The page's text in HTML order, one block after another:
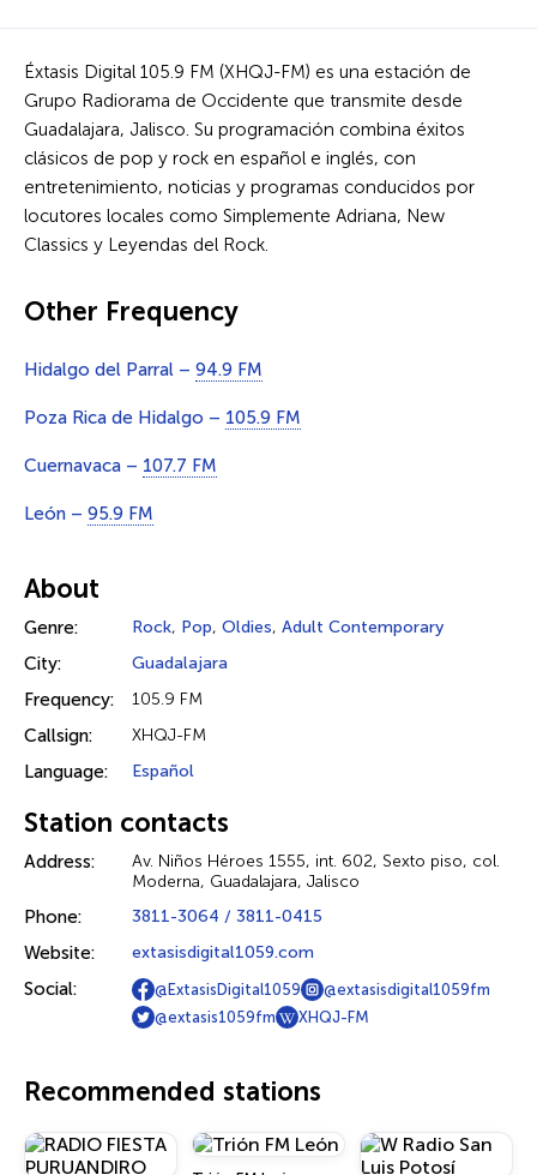
Éxtasis Digital 105.9 FM (XHQJ-FM) es una estación de
Grupo Radiorama de Occidente que transmite desde
Guadalajara, Jalisco. Su programación combina éxitos
clásicos de pop y rock en español e inglés, con
entretenimiento, noticias y programas conducidos por
locutores locales como Simplemente Adriana, New
Classics y Leyendas del Rock.
Other Frequency
Hidalgo del Parral – 94.9 FM
Poza Rica de Hidalgo – 105.9 FM
Cuernavaca – 107.7 FM
León – 95.9 FM
About
Genre: Rock, Pop, Oldies, Adult Contemporary
City: Guadalajara
Frequency: 105.9 FM
Callsign: XHQJ-FM
Language: Español
Station contacts
Address:
Av. Niños Héroes 1555, int. 602, Sexto piso, col.
Moderna, Guadalajara, Jalisco
Phone: 3811-3064 / 3811-0415
Website: extasisdigital1059.com
Social: @ExtasisDigital1059
@extasisdigital1059fm
@extasis1059fm
XHQJ-FM
Recommended stations